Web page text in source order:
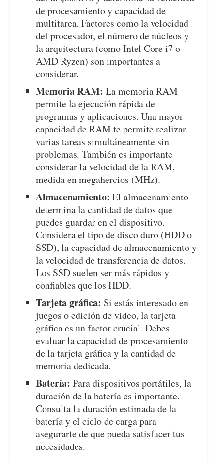
de procesamiento y capacidad de
multitarea. Factores como la velocidad
del procesador, el número de núcleos y
la arquitectura (como Intel Core i7 o
AMD Ryzen) son importantes a
considerar.
Memoria RAM: La memoria RAM
permite la ejecución rápida de
programas y aplicaciones. Una mayor
capacidad de RAM te permite realizar
varias tareas simultáneamente sin
problemas. También es importante
considerar la velocidad de la RAM,
medida en megahercios (MHz).
Almacenamiento: El almacenamiento
determina la cantidad de datos que
puedes guardar en el dispositivo.
Considera el tipo de disco duro (HDD o
SSD), la capacidad de almacenamiento y
la velocidad de transferencia de datos.
Los SSD suelen ser más rápidos y
confiables que los HDD.
Tarjeta gráfica: Si estás interesado en
juegos o edición de video, la tarjeta
gráfica es un factor crucial. Debes
evaluar la capacidad de procesamiento
de la tarjeta gráfica y la cantidad de
memoria dedicada.
Batería: Para dispositivos portátiles, la
duración de la batería es importante.
Consulta la duración estimada de la
batería y el ciclo de carga para
asegurarte de que pueda satisfacer tus
necesidades.